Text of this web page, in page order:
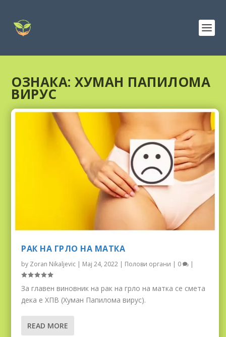
ОЗНАКА:ХУМАН ПАПИЛОМА
ВИРУС
РАК НА ГРЛО НА МАТКА
by Zoran Nikaljevic | Мај 24, 2022 | Полови органи | 0 |
За главен виновник на рак на грло на матка се смета
дека е ХПВ (Хуман Папилома вирус).
READ MORE